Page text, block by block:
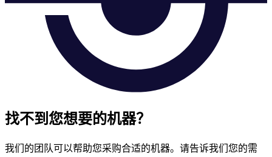
找不到您想要的机器？
我们的团队可以帮助您采购合适的机器。请告诉我们您的需